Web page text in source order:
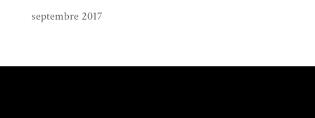
septembre 2017